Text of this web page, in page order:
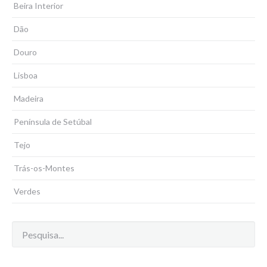
Beira Interior
Dão
Douro
Lisboa
Madeira
Península de Setúbal
Tejo
Trás-os-Montes
Verdes